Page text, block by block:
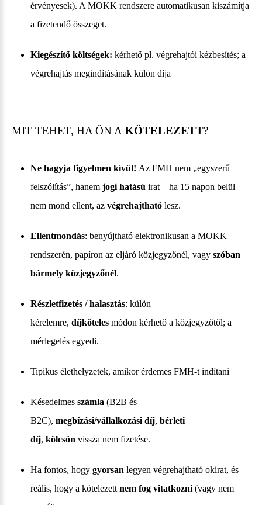
érvényesek). A MOKK rendszere automatikusan kiszámítja
a fizetendő összeget.
Kiegészítő költségek: kérhető pl. végrehajtói kézbesítés; a
végrehajtás megindításának külön díja
MIT TEHET, HA ÖN A KÖTELEZETT?
Ne hagyja figyelmen kívül! Az FMH nem „egyszerű
felszólítás”, hanem jogi hatású irat – ha 15 napon belül
nem mond ellent, az végrehajtható lesz.
Ellentmondás: benyújtható elektronikusan a MOKK
rendszerén, papíron az eljáró közjegyzőnél, vagy szóban
bármely közjegyzőnél.
Részletfizetés / halasztás: külön
kérelemre, díjköteles módon kérhető a közjegyzőtől; a
mérlegelés egyedi.
Tipikus élethelyzetek, amikor érdemes FMH-t indítani
Késedelmes számla (B2B és
B2C), megbízási/vállalkozási díj, bérleti
díj, kölcsön vissza nem fizetése.
Ha fontos, hogy gyorsan legyen végrehajtható okirat, és
reális, hogy a kötelezett nem fog vitatkozni (vagy nem